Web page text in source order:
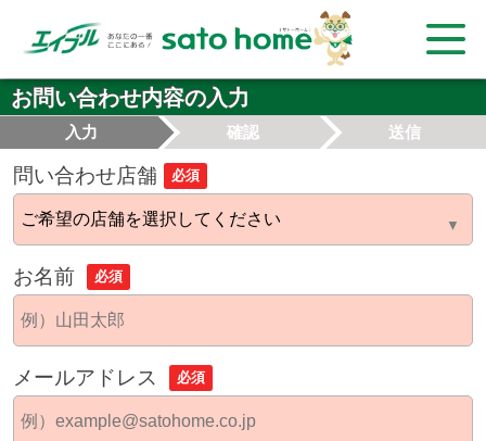
お問い合わせ内容の入力
入力 確認 送信
問い合わせ店舗 必須
お名前 必須
メールアドレス 必須